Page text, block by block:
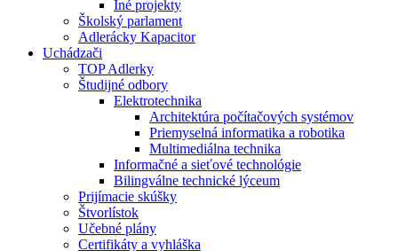
Iné projekty
Školský parlament
Adlerácky Kapacitor
Uchádzači
TOP Adlerky
Študijné odbory
Elektrotechnika
Architektúra počítačových systémov
Priemyselná informatika a robotika
Multimediálna technika
Informačné a sieťové technológie
Bilingválne technické lýceum
Prijímacie skúšky
Štvorlístok
Učebné plány
Certifikáty a vyhláška